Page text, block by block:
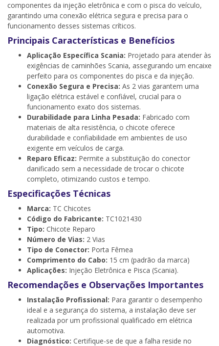
componentes da injeção eletrônica e com o pisca do veículo,
garantindo uma conexão elétrica segura e precisa para o
funcionamento desses sistemas críticos.
Principais Características e Benefícios
Aplicação Específica Scania: Projetado para atender às
exigências de caminhões Scania, assegurando um encaixe
perfeito para os componentes do pisca e da injeção.
Conexão Segura e Precisa: As 2 vias garantem uma
ligação elétrica estável e confiável, crucial para o
funcionamento exato dos sistemas.
Durabilidade para Linha Pesada: Fabricado com
materiais de alta resistência, o chicote oferece
durabilidade e confiabilidade em ambientes de uso
exigente em veículos de carga.
Reparo Eficaz: Permite a substituição do conector
danificado sem a necessidade de trocar o chicote
completo, otimizando custos e tempo.
Especificações Técnicas
Marca: TC Chicotes
Código do Fabricante: TC1021430
Tipo: Chicote Reparo
Número de Vias: 2 Vias
Tipo de Conector: Porta Fêmea
Comprimento do Cabo: 15 cm (padrão da marca)
Aplicações: Injeção Eletrônica e Pisca (Scania).
Recomendações e Observações Importantes
Instalação Profissional: Para garantir o desempenho
ideal e a segurança do sistema, a instalação deve ser
realizada por um profissional qualificado em elétrica
automotiva.
Diagnóstico: Certifique-se de que a falha reside no